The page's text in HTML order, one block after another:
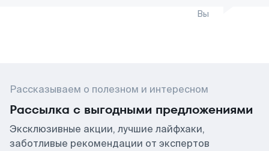
Вы
Рассказываем о полезном и интересном
Рассылка с выгодными предложениями
Эксклюзивные акции, лучшие лайфхаки,
заботливые рекомендации от экспертов